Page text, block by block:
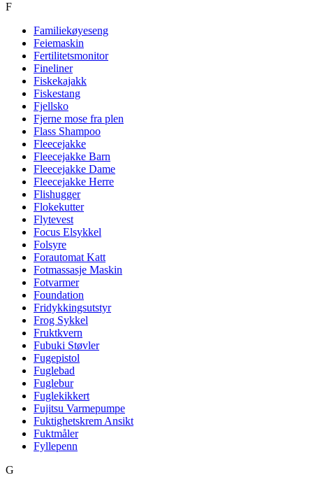
F
Familiekøyeseng
Feiemaskin
Fertilitetsmonitor
Fineliner
Fiskekajakk
Fiskestang
Fjellsko
Fjerne mose fra plen
Flass Shampoo
Fleecejakke
Fleecejakke Barn
Fleecejakke Dame
Fleecejakke Herre
Flishugger
Flokekutter
Flytevest
Focus Elsykkel
Folsyre
Forautomat Katt
Fotmassasje Maskin
Fotvarmer
Foundation
Fridykkingsutstyr
Frog Sykkel
Fruktkvern
Fubuki Støvler
Fugepistol
Fuglebad
Fuglebur
Fuglekikkert
Fujitsu Varmepumpe
Fuktighetskrem Ansikt
Fuktmåler
Fyllepenn
G